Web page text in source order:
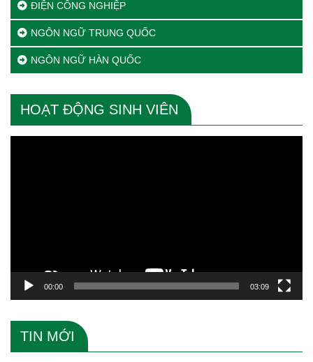
ĐIỆN CÔNG NGHIỆP
NGÔN NGỮ TRUNG QUỐC
NGÔN NGỮ HÀN QUỐC
HOẠT ĐỘNG SINH VIÊN
00:00 03:09
TIN MỚI